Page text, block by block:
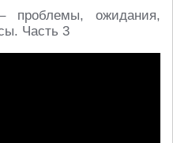
ожидания,
Часть 3